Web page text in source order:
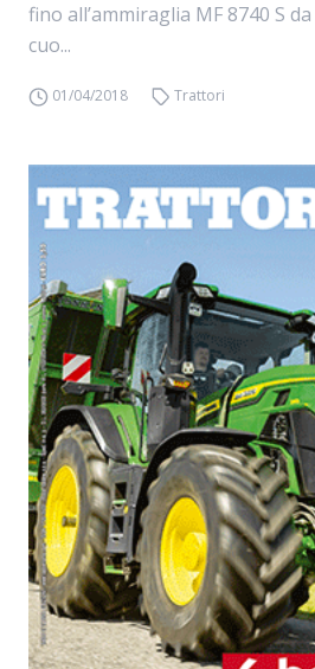
fino all’ammiraglia MF 8740 S
cuo...
01/04/2018 Trattori